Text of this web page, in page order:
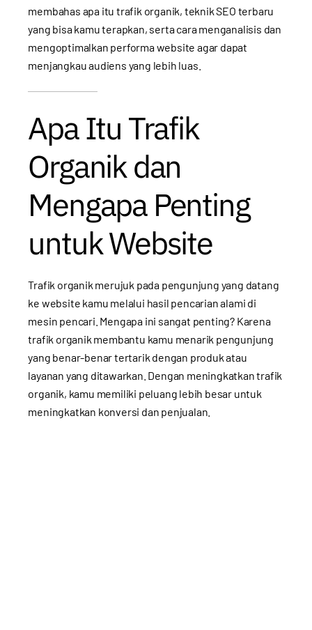
membahas apa itu trafik organik, teknik SEO terbaru
yang bisa kamu terapkan, serta cara menganalisis dan
mengoptimalkan performa website agar dapat
menjangkau audiens yang lebih luas.
Apa Itu Trafik
Organik dan
Mengapa Penting
untuk Website
Trafik organik merujuk pada pengunjung yang datang
ke website kamu melalui hasil pencarian alami di
mesin pencari. Mengapa ini sangat penting? Karena
trafik organik membantu kamu menarik pengunjung
yang benar-benar tertarik dengan produk atau
layanan yang ditawarkan. Dengan meningkatkan trafik
organik, kamu memiliki peluang lebih besar untuk
meningkatkan konversi dan penjualan.